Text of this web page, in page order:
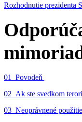
Rozhodnutie prezidenta
01_Povodeň
02_Ak ste svedkom
03_Neoprávnené